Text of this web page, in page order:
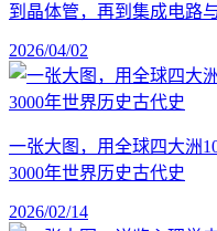
到晶体管，再到集成电路
2026/04/02
一张大图，用全球四大洲
3000年世界历史古代史
2026/02/14